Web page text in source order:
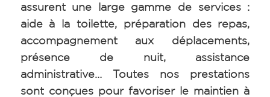
assurent une large gamme de services :
aide à la toilette, préparation des repas,
accompagnement aux déplacements,
présence de nuit, assistance
administrative… Toutes nos prestations
sont conçues pour favoriser le maintien à